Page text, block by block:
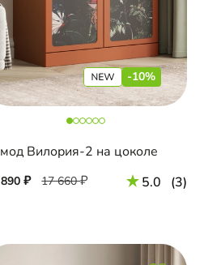
-10%
Вилория-2 на цоколе
890 17 660 5.0 (3)